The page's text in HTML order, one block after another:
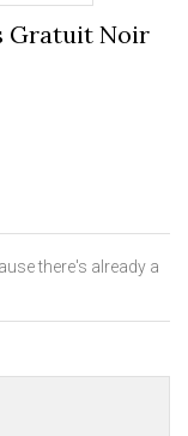
Gratuit Noir
there's already a